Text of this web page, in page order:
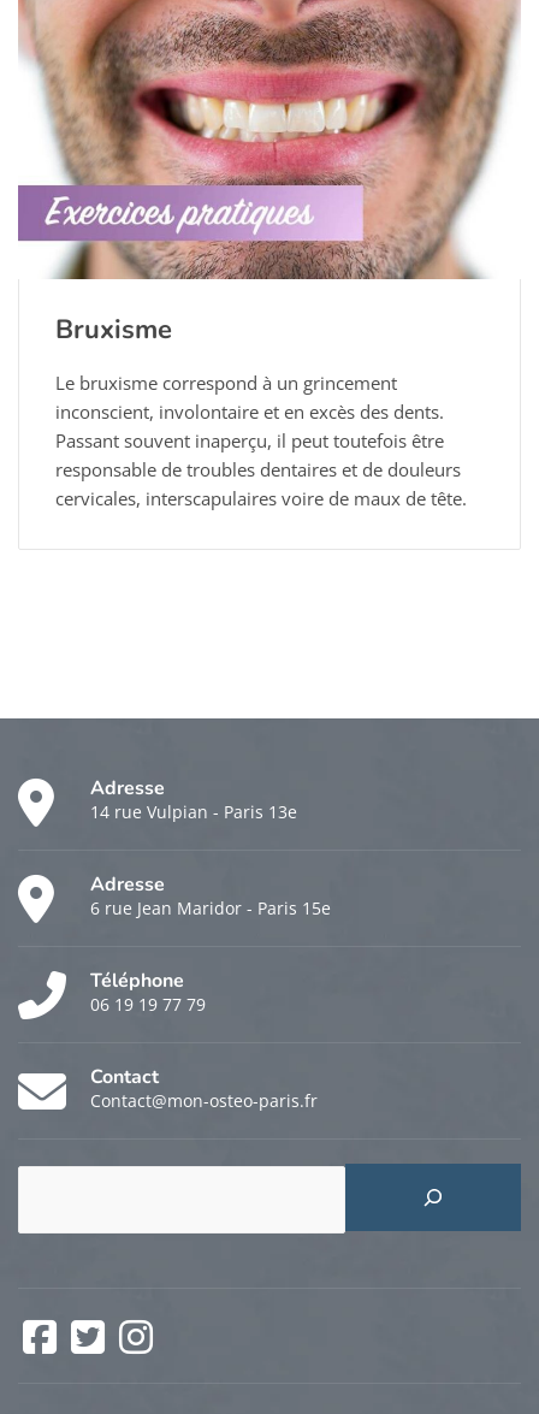
Bruxisme
Le bruxisme correspond à un grincement
inconscient, involontaire et en excès des dents.
Passant souvent inaperçu, il peut toutefois être
responsable de troubles dentaires et de douleurs
cervicales, interscapulaires voire de maux de tête.
Adresse
14 rue Vulpian - Paris 13e
Adresse
6 rue Jean Maridor - Paris 15e
Téléphone
06 19 19 77 79
Contact
Contact@mon-osteo-paris.fr
Facebook